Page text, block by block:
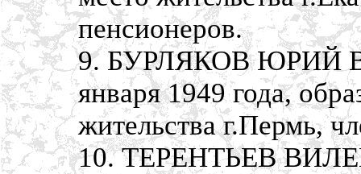
пенсионеров.
9. БУРЛЯКОВ ЮРИЙ
января 1949 года,
жительства г.Пермь,
10. ТЕРЕНТЬЕВ